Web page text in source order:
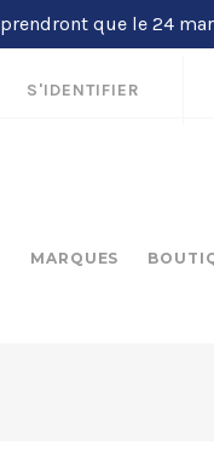
que le 24
S'IDENTIFIER
MARQUES